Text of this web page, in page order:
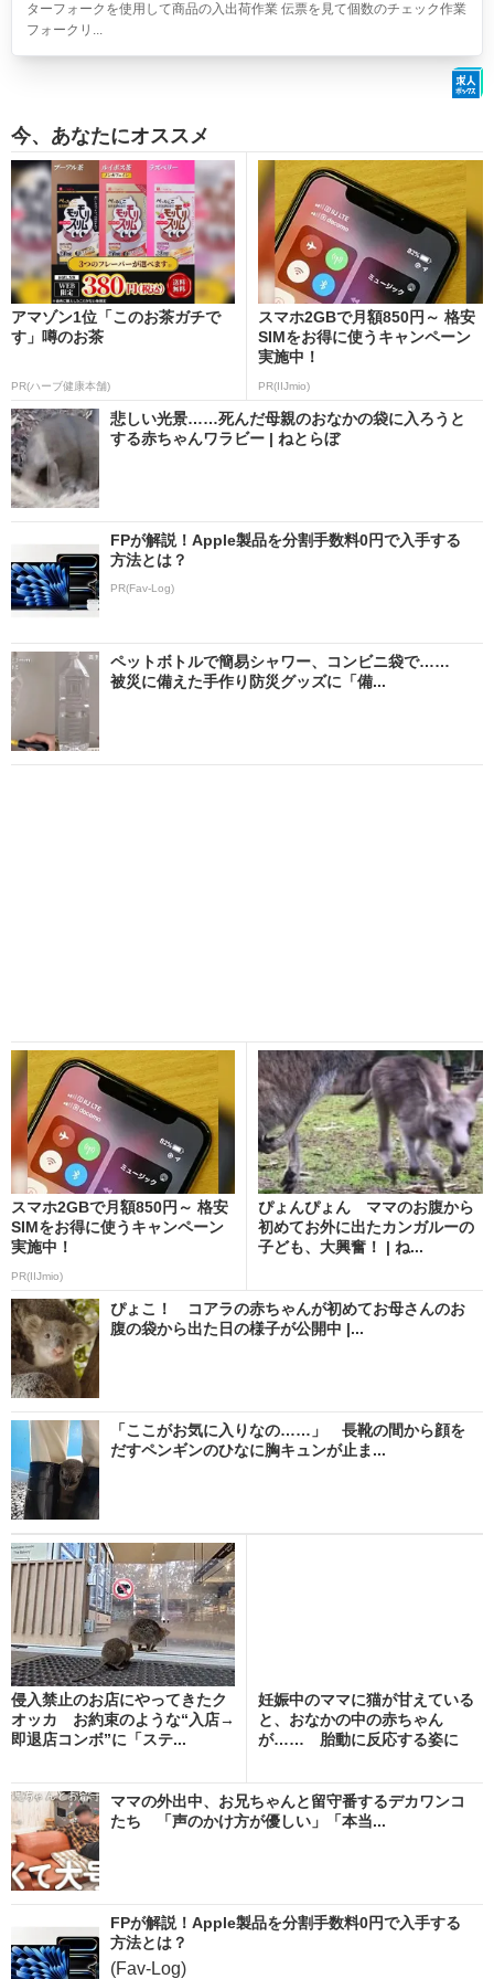
ターフォークを使用して商品の入出荷作業 伝票を見て個数のチェック作業
フォークリ...
今、あなたにオススメ
アマゾン1位「このお茶ガチで
す」噂のお茶
PR(ハーブ健康本舗)
スマホ2GBで月額850円～ 格安
SIMをお得に使うキャンペーン
実施中！
PR(IIJmio)
悲しい光景……死んだ母親のおなかの袋に入ろうと
する赤ちゃんワラビー | ねとらぼ
FPが解説！Apple製品を分割手数料0円で入手する
方法とは？
PR(Fav-Log)
ペットボトルで簡易シャワー、コンビニ袋で……
被災に備えた手作り防災グッズに「備...
スマホ2GBで月額850円～ 格安
SIMをお得に使うキャンペーン
実施中！
PR(IIJmio)
ぴょんぴょん ママのお腹から
初めてお外に出たカンガルーの
子ども、大興奮！ | ね...
ぴょこ！ コアラの赤ちゃんが初めてお母さんのお
腹の袋から出た日の様子が公開中 |...
「ここがお気に入りなの……」 長靴の間から顔を
だすペンギンのひなに胸キュンが止ま...
侵入禁止のお店にやってきたク
オッカ お約束のような“入店→
即退店コンボ”に「ステ...
妊娠中のママに猫が甘えている
と、おなかの中の赤ちゃん
が…… 胎動に反応する姿に
ママの外出中、お兄ちゃんと留守番するデカワンコ
たち 「声のかけ方が優しい」「本当...
FPが解説！Apple製品を分割手数料0円で入手する
方法とは？
(Fav-Log)